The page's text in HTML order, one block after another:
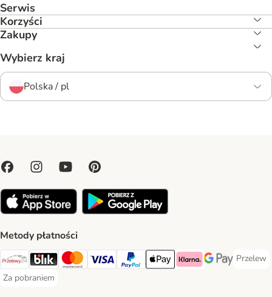
Serwis
Korzyści
Zakupy
Wybierz kraj
Polska / pl
Metody płatności
Przelewy24 Payment Method
Blik Payment Method
MasterCard Payment Method
Visa Payment Method
PayPal Payment Method
Apple Pay Payment Method
Klarna Payment Method
Google Pay
Przelew
Przelew
Za pobraniem
Za pobraniem Payment Method